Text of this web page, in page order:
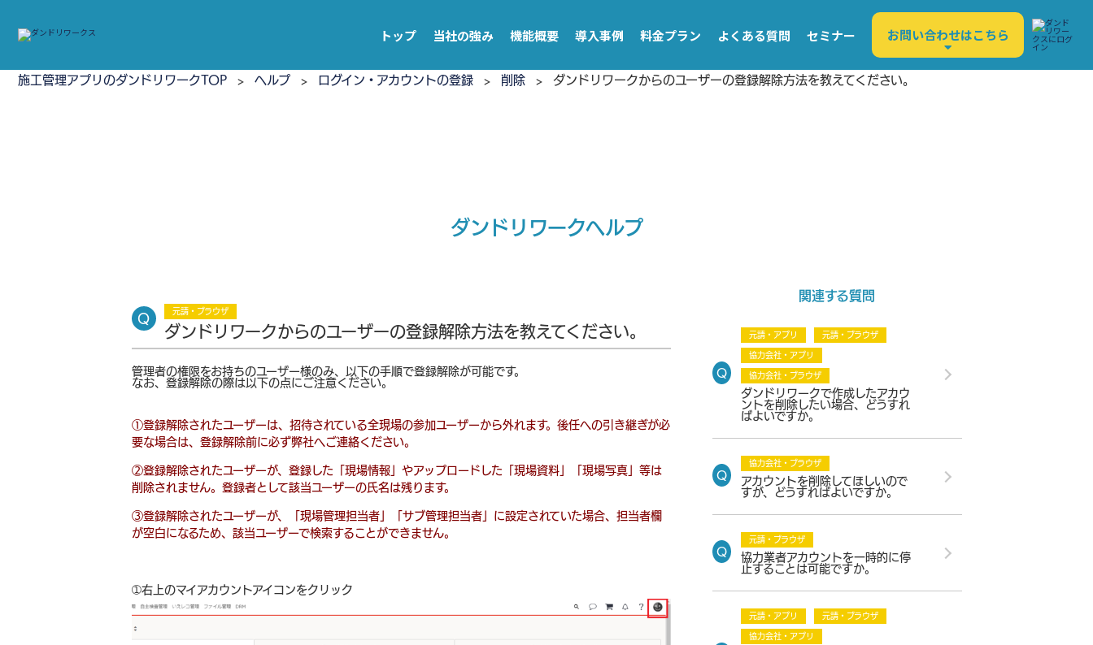
トップ 当社の強み 機能概要 導入事例 料金プラン よくある質問 セミナー お問い合わせはこちら
施工管理アプリのダンドリワークTOP > ヘルプ > ログイン・アカウントの登録 > 削除 > ダンドリワークからのユーザーの登録解除方法を教えてください。
ダンドリワークヘルプ
元請・ブラウザ
ダンドリワークからのユーザーの登録解除方法を教えてください。
管理者の権限をお持ちのユーザー様のみ、以下の手順で登録解除が可能です。
なお、登録解除の際は以下の点にご注意ください。
①登録解除されたユーザーは、招待されている全現場の参加ユーザーから外れます。後任への引き継ぎが必
要な場合は、登録解除前に必ず弊社へご連絡ください。
②登録解除されたユーザーが、登録した「現場情報」やアップロードした「現場資料」「現場写真」等は
削除されません。登録者として該当ユーザーの氏名は残ります。
③登録解除されたユーザーが、「現場管理担当者」「サブ管理担当者」に設定されていた場合、担当者欄
が空白になるため、該当ユーザーで検索することができません。
➀右上のマイアカウントアイコンをクリック
関連する質問
元請・アプリ 元請・ブラウザ
協力会社・アプリ
協力会社・ブラウザ
ダンドリワークで作成したアカウ
ントを削除したい場合、どうすれ
ばよいですか。
協力会社・ブラウザ
アカウントを削除してほしいので
すが、どうすればよいですか。
元請・ブラウザ
協力業者アカウントを一時的に停
止することは可能ですか。
元請・アプリ 元請・ブラウザ
協力会社・アプリ